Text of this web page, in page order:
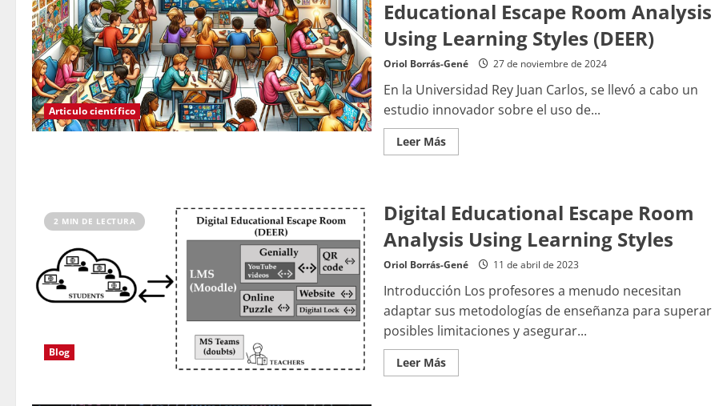
Articulo científico
Educational Escape Room Analysis
Using Learning Styles (DEER)
Oriol Borrás-Gené 27 de noviembre de 2024
En la Universidad Rey Juan Carlos, se llevó a cabo un
estudio innovador sobre el uso de...
Leer MásLeer
más
Escape
Rooms
Educativos
Digitales
Estilos
Aprendizaje (ERED)
–
Digital
Educational
Escape
Analysis
Using
Learning
2 MIN DE LECTURA
Blog
Digital Educational Escape Room
Analysis Using Learning Styles
Oriol Borrás-Gené 11 de abril de 2023
Introducción Los profesores a menudo necesitan
adaptar sus metodologías de enseñanza para superar
posibles limitaciones y asegurar...
Leer MásLeer
más